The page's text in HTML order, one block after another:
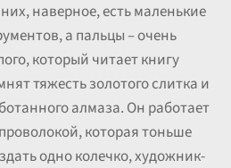
наверное, есть маленькие
а пальцы – очень
который читает книгу
тяжесть золотого слитка и
алмаза. Он работает
которая тоньше
одно колечко, художник-